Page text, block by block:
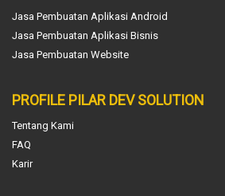
Jasa Pembuatan Aplikasi Android
Jasa Pembuatan Aplikasi Bisnis
Jasa Pembuatan Website
PROFILE PILAR DEV SOLUTION
Tentang Kami
FAQ
Karir